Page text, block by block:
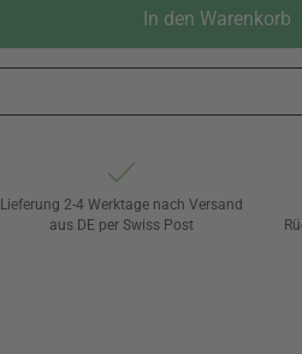
In den Warenkorb
Lieferung 2-4 Werktage nach Versand
aus DE per Swiss Post